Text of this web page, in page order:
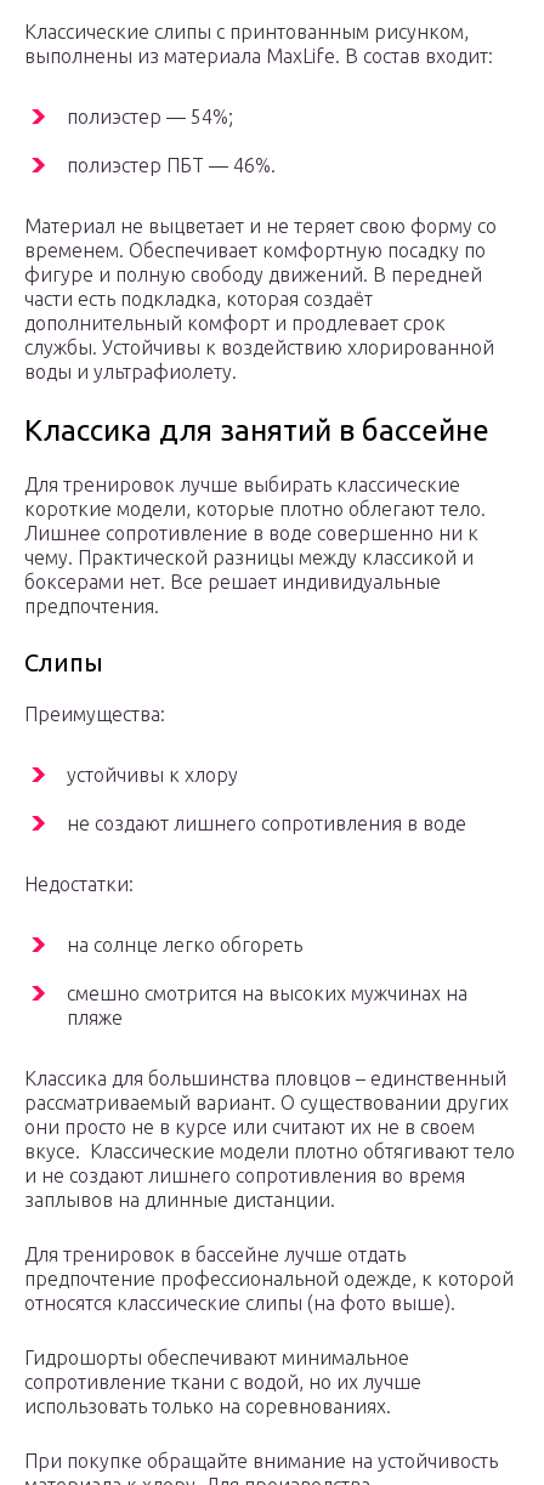
Классические слипы с принтованным рисунком,
выполнены из материала MaxLife. В состав входит:
полиэстер — 54%;
полиэстер ПБТ — 46%.
Материал не выцветает и не теряет свою форму со
временем. Обеспечивает комфортную посадку по
фигуре и полную свободу движений. В передней
части есть подкладка, которая создаёт
дополнительный комфорт и продлевает срок
службы. Устойчивы к воздействию хлорированной
воды и ультрафиолету.
Классика для занятий в бассейне
Для тренировок лучше выбирать классические
короткие модели, которые плотно облегают тело.
Лишнее сопротивление в воде совершенно ни к
чему. Практической разницы между классикой и
боксерами нет. Все решает индивидуальные
предпочтения.
Слипы
Преимущества:
устойчивы к хлору
не создают лишнего сопротивления в воде
Недостатки:
на солнце легко обгореть
смешно смотрится на высоких мужчинах на
пляже
Классика для большинства пловцов – единственный
рассматриваемый вариант. О существовании других
они просто не в курсе или считают их не в своем
вкусе. Классические модели плотно обтягивают тело
и не создают лишнего сопротивления во время
заплывов на длинные дистанции.
Для тренировок в бассейне лучше отдать
предпочтение профессиональной одежде, к которой
относятся классические слипы (на фото выше).
Гидрошорты обеспечивают минимальное
сопротивление ткани с водой, но их лучше
использовать только на соревнованиях.
При покупке обращайте внимание на устойчивость